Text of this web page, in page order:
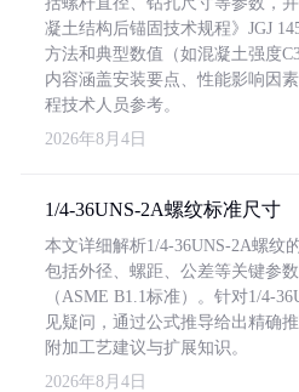
凝土结构后锚固技术规程》JGJ
方法和典型数值（如混凝土强度
内容涵盖安装要点、性能影响因
程技术人员参考。
2026年8月4日
1/4-36UNS-2A螺纹标准尺寸
本文详细解析1/4-36UNS-2A螺纹
包括外径、螺距、公差等关键参
（ASME B1.1标准）。针对1/4-
见疑问，通过公式推导给出精确
附加工艺建议与扩展知识。
2026年8月4日